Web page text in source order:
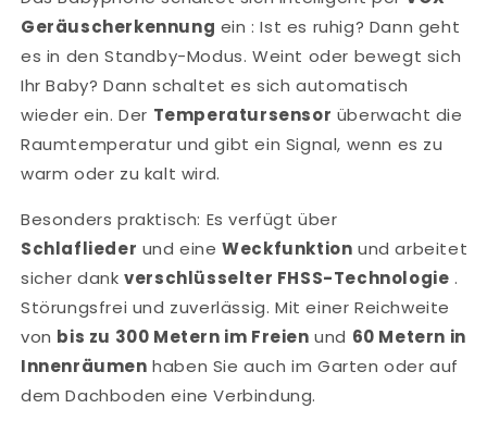
Geräuscherkennung ein : Ist es ruhig? Dann geht
es in den Standby-Modus. Weint oder bewegt sich
Ihr Baby? Dann schaltet es sich automatisch
wieder ein. Der Temperatursensor überwacht die
Raumtemperatur und gibt ein Signal, wenn es zu
warm oder zu kalt wird.
Besonders praktisch: Es verfügt über
Schlaflieder und eineWeckfunktion und arbeitet
sicher dankverschlüsselter FHSS-Technologie .
Störungsfrei und zuverlässig. Mit einer Reichweite
von bis zu 300 Metern im Freien und 60 Metern in
Innenräumen haben Sie auch im Garten oder auf
dem Dachboden eine Verbindung.